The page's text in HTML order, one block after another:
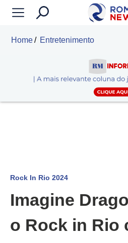
Home Entretenimento
Rock In Rio 2024
Imagine
o Rock in Rio